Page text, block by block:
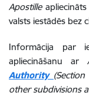
Apostilleapliecināts
valsts iestādēs bez
Informācija par
apliecināšanu ar
Authority
other subdivisions